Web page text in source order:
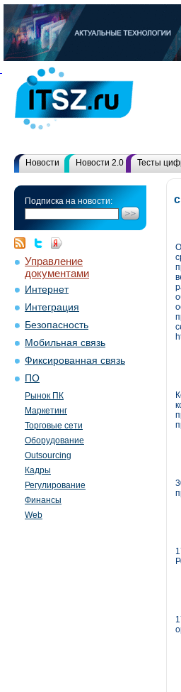
Новости Новости 2.0 Тесты
Подписка на новости:
Управление
документами
Интернет
Интеграция
Безопасность
Мобильная связь
Фиксированная связь
ПО
Рынок ПК
Маркетинг
Торговые сети
Оборудование
Outsourcing
Кадры
Регулирование
Финансы
Web